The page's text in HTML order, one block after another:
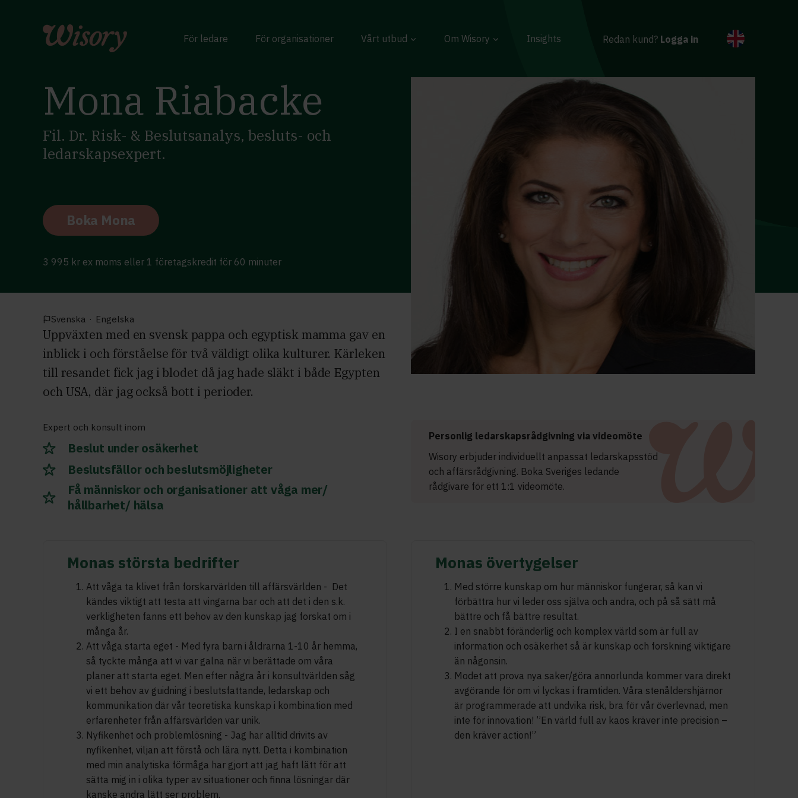
För ledare För organisationer Vårt utbud Om Wisory Insights Redan kund? Logga in
Mona Riabacke
Fil. Dr. Risk- & Beslutsanalys, besluts- och
ledarskapsexpert.
Boka Mona
3 995 kr ex moms eller 1 företagskredit för 60 minuter
Svenska · Engelska
Uppväxten med en svensk pappa och egyptisk mamma gav en
inblick i och förståelse för två väldigt olika kulturer. Kärleken
till resandet fick jag i blodet då jag hade släkt i både Egypten
och USA, där jag också bott i perioder.
Expert och konsult inom
Beslut under osäkerhet
Beslutsfällor och beslutsmöjligheter
Få människor och organisationer att våga mer/
hållbarhet/ hälsa
Personlig ledarskapsrådgivning via videomöte
Wisory erbjuder individuellt anpassat ledarskapsstöd
och affärsrådgivning. Boka Sveriges ledande
rådgivare för ett 1:1 videomöte.
Monas största bedrifter
Att våga ta klivet från forskarvärlden till affärsvärlden - Det
kändes viktigt att testa att vingarna bar och att det i den s.k.
verkligheten fanns ett behov av den kunskap jag forskat om i
många år.
Att våga starta eget - Med fyra barn i åldrarna 1-10 år hemma,
så tyckte många att vi var galna när vi berättade om våra
planer att starta eget. Men efter några år i konsultvärlden såg
vi ett behov av guidning i beslutsfattande, ledarskap och
kommunikation där vår teoretiska kunskap i kombination med
erfarenheter från affärsvärlden var unik.
Nyfikenhet och problemlösning - Jag har alltid drivits av
nyfikenhet, viljan att förstå och lära nytt. Detta i kombination
med min analytiska förmåga har gjort att jag haft lätt för att
sätta mig in i olika typer av situationer och finna lösningar där
kanske andra lätt ser problem.
Monas övertygelser
Med större kunskap om hur människor fungerar, så kan vi
förbättra hur vi leder oss själva och andra, och på så sätt må
bättre och få bättre resultat.
I en snabbt föränderlig och komplex värld som är full av
information och osäkerhet så är kunskap och forskning viktigare
än någonsin.
Modet att prova nya saker/göra annorlunda kommer vara direkt
avgörande för om vi lyckas i framtiden. Våra stenåldershjärnor
är programmerade att undvika risk, bra för vår överlevnad, men
inte för innovation! ”En värld full av kaos kräver inte precision –
den kräver action!”